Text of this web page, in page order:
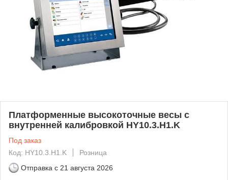
Платформенные высокоточные весы с
внутренней калибровкой HY10.3.H1.K
Под заказ
Код: HY10.3.H1.K
Розница
Отправка с 21 августа 2026